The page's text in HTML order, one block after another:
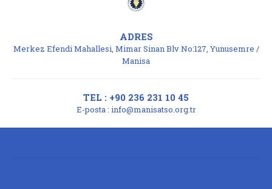
ADRES
Merkez Efendi Mahallesi, Mimar Sinan Blv No:127, Yunusemre /
Manisa
TEL : +90 236 231 10 45
E-posta : info@manisatso.org.tr